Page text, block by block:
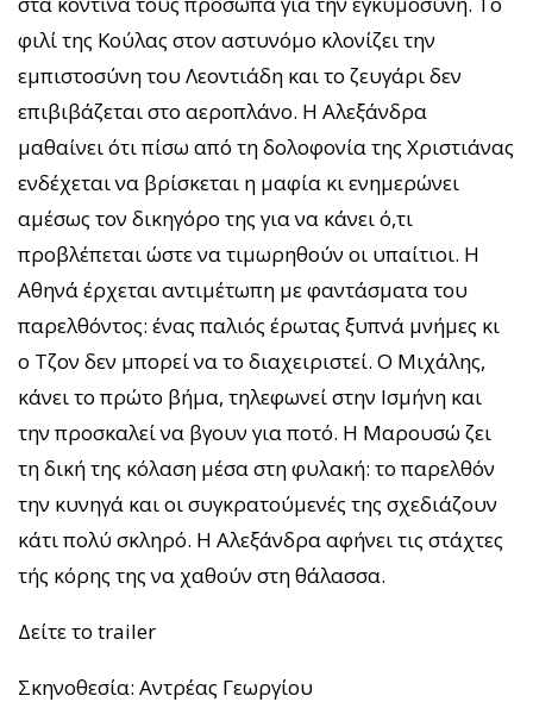
φιλί της Κούλας στον αστυνόμο κλονίζει την
εμπιστοσύνη του Λεοντιάδη και το ζευγάρι δεν
επιβιβάζεται στο αεροπλάνο. Η Αλεξάνδρα
μαθαίνει ότι πίσω από τη δολοφονία της Χριστιάνας
ενδέχεται να βρίσκεται η μαφία κι ενημερώνει
αμέσως τον δικηγόρο της για να κάνει ό,τι
προβλέπεται ώστε να τιμωρηθούν οι υπαίτιοι. Η
Αθηνά έρχεται αντιμέτωπη με φαντάσματα του
παρελθόντος: ένας παλιός έρωτας ξυπνά μνήμες κι
ο Τζον δεν μπορεί να το διαχειριστεί. Ο Μιχάλης,
κάνει το πρώτο βήμα, τηλεφωνεί στην Ισμήνη και
την προσκαλεί να βγουν για ποτό. Η Μαρουσώ ζει
τη δική της κόλαση μέσα στη φυλακή: το παρελθόν
την κυνηγά και οι συγκρατούμενές της σχεδιάζουν
κάτι πολύ σκληρό. Η Αλεξάνδρα αφήνει τις στάχτες
τής κόρης της να χαθούν στη θάλασσα.
Δείτε το trailer
Σκηνοθεσία: Αντρέας Γεωργίου